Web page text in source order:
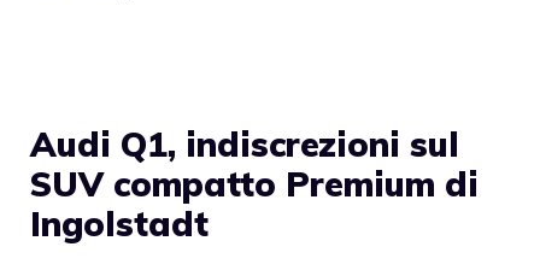
Audi Q1, indiscrezioni sul
SUV compatto Premium di
Ingolstadt